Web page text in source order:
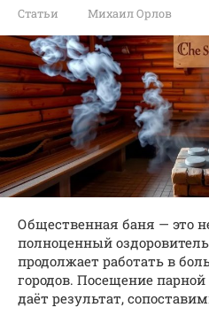
Статьи Михаил Орлов
Общественная баня — это
полноценный
продолжает работать в
городов. Посещение
даёт результат,